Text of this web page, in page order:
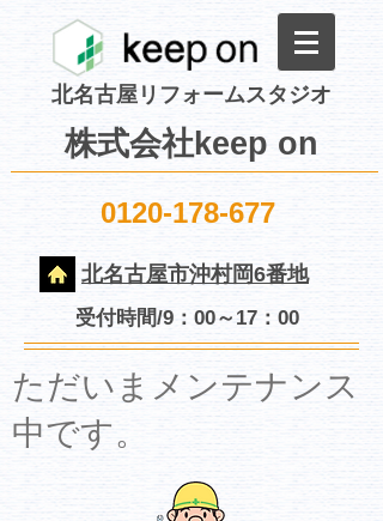
北名古屋リフォームスタジオ
株式会社keep on
0120-178-677
北名古屋市沖村岡6番地
受付時間/9：00～17：00
​ただいまメンテナンス
中です。